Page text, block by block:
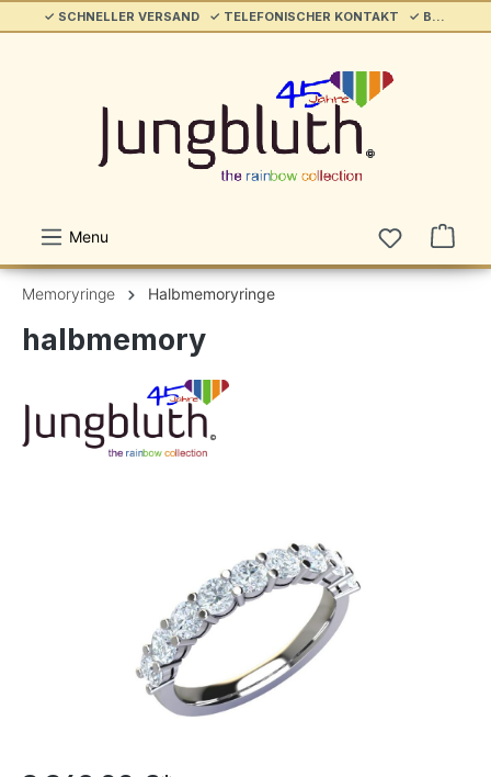
springen ✓ SCHNELLER VERSAND ✓ TELEFONISCHER KONTAKT ✓ BELIEBT & ETABLIERT ✓ SERVICE/HILFE
Menu
Memoryringe Halbmemoryringe
halbmemory